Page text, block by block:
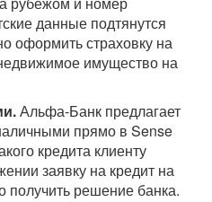
данные подтянутся
оформить страховку на
имущество на
Альфа-Банк предлагает
прямо в Sense
кредита клиенту
заявку на кредит на
получить решение банка.